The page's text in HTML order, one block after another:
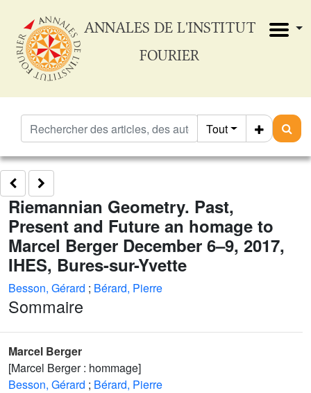
ANNALES DE L'INSTITUT
FOURIER
Tout
Riemannian Geometry. Past,
Present and Future an homage to
Marcel Berger December 6–9, 2017,
IHES, Bures-sur-Yvette
Besson, Gérard ; Bérard, Pierre
Sommaire
Marcel Berger
[Marcel Berger : hommage]
Besson, Gérard ; Bérard, Pierre